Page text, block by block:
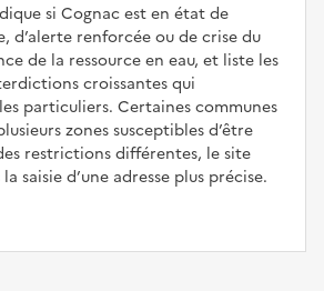
si Cognac est en état de
d’alerte renforcée ou de crise du
de la ressource en eau, et liste les
croissantes qui
particuliers. Certaines communes
zones susceptibles d’être
restrictions différentes, le site
saisie d’une adresse plus précise.